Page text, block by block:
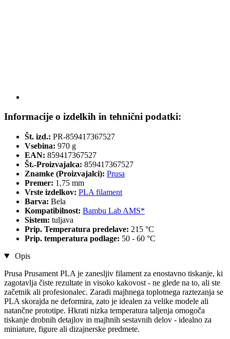
Informacije o izdelkih in tehnični podatki:
Št. izd.: PR-859417367527
Vsebina: 970 g
EAN: 859417367527
Št.-Proizvajalca: 859417367527
Znamke (Proizvajalci): Prusa
Premer: 1,75 mm
Vrste izdelkov: PLA filament
Barva: Bela
Kompatibilnost: Bambu Lab AMS*
Sistem: tuljava
Prip. Temperatura predelave: 215 °C
Prip. temperatura podlage: 50 - 60 °C
Opis
Prusa Prusament PLA je zanesljiv filament za enostavno tiskanje, ki
zagotavlja čiste rezultate in visoko kakovost - ne glede na to, ali ste
začetnik ali profesionalec. Zaradi majhnega toplotnega raztezanja se
PLA skorajda ne deformira, zato je idealen za velike modele ali
natančne prototipe. Hkrati nizka temperatura taljenja omogoča
tiskanje drobnih detajlov in majhnih sestavnih delov - idealno za
miniature, figure ali dizajnerske predmete.